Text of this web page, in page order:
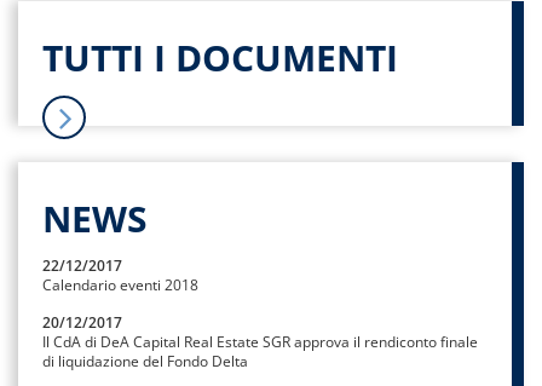
TUTTI I DOCUMENTI
NEWS
22/12/2017
Calendario eventi 2018
20/12/2017
Il CdA di DeA Capital Real Estate SGR approva il rendiconto finale
di liquidazione del Fondo Delta